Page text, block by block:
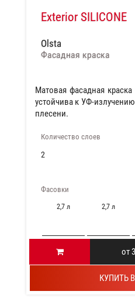
Exterior SILICONE
Olsta
Фасадная краска
Матовая фасадная
устойчива к УФ-
плесени.
Количество слоев
2
Фасовки
2,7 л 2,7 л
от
КУПИТЬ